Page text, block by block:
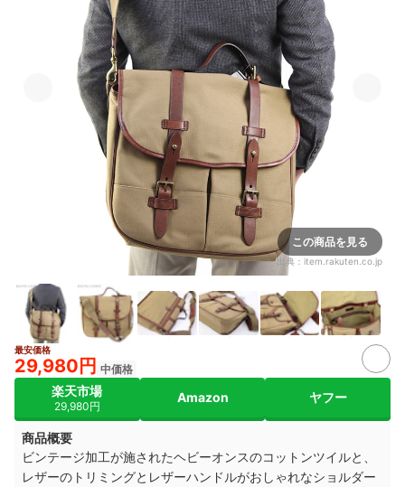
この商品を見る
出典： item.rakuten.co.jp
最安価格
29,980円 中価格
楽天市場
29,980円
Amazon ヤフー
商品概要
ビンテージ加工が施されたヘビーオンスのコットンツイルと、
レザーのトリミングとレザーハンドルがおしゃれなショルダー